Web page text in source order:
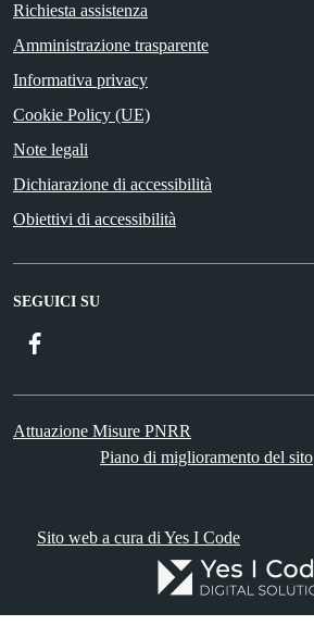
Richiesta assistenza
Amministrazione trasparente
Informativa privacy
Cookie Policy (UE)
Note legali
Dichiarazione di accessibilità
Obiettivi di accessibilità
SEGUICI SU
Attuazione Misure PNRR
Piano di miglioramento del sito
Sito web a cura di Yes I Code